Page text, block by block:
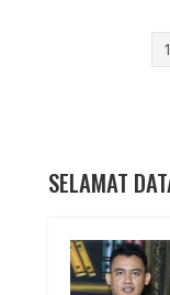
1
SELAMAT